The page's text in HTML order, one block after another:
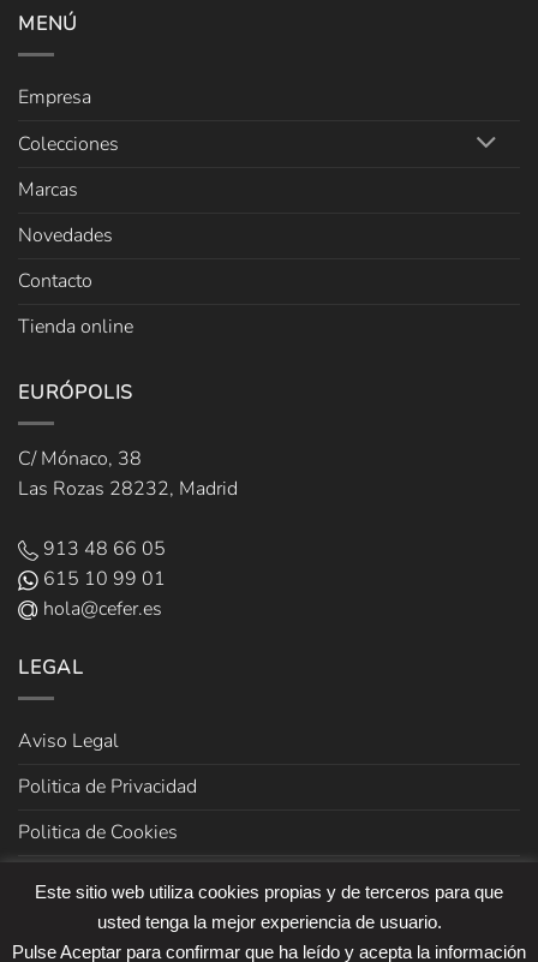
MENÚ
Empresa
Colecciones
Marcas
Novedades
Contacto
Tienda online
EURÓPOLIS
C/ Mónaco, 38
Las Rozas 28232, Madrid
913 48 66 05
615 10 99 01
hola@cefer.es
LEGAL
Aviso Legal
Politica de Privacidad
Politica de Cookies
Este sitio web utiliza cookies propias y de terceros para que
usted tenga la mejor experiencia de usuario.
Pulse Aceptar para confirmar que ha leído y acepta la información